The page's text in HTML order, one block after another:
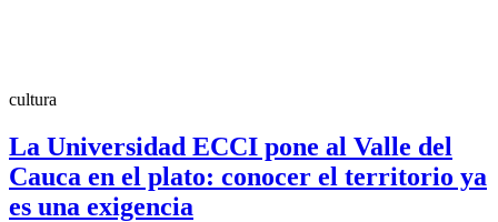
cultura
La Universidad ECCI pone al Valle del
Cauca en el plato: conocer el territorio ya
es una exigencia